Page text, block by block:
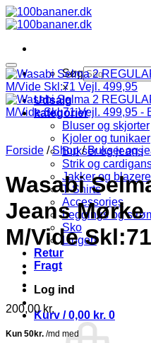
Fortsæt
til
Søg
×
Udsalg
kategorier
Bluser og skjorter
Kjoler og tunikaer
Bukser og jeans
Strik og
Jakker og blazere
T-Shirts
Accessories
Leggings og
Sko
Lingeri
Retur
Fragt
Log ind
Kurv /0,00 kr. 0
Forside / Shop / Bukser og
Wasabi
Jeans Mørke
M/Vide
200,00 kr.